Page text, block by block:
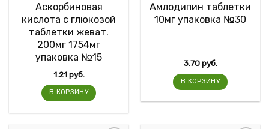
Аскорбиновая
кислота с глюкозой
таблетки жеват.
200мг 1754мг
упаковка №15
1.21руб.
В КОРЗИНУ
Амлодипин таблетки
10мг упаковка №30
3.70руб.
В КОРЗИНУ